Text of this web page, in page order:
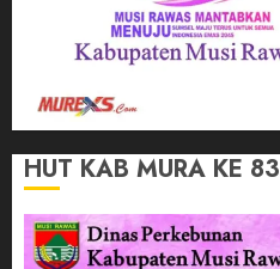
HUT KAB MURA KE 83